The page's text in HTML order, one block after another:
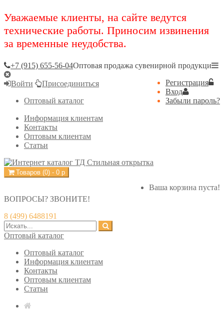
Уважаемые клиенты, на сайте ведутся
технические работы. Приносим извинения
за временные неудобства.
+7 (915) 655-56-04Оптовая продажа сувенирной продукци
Регистрация
Вход
Забыли пароль?
Войти
Присоединиться
Оптовый каталог
Информация клиентам
Контакты
Оптовым клиентам
Статьи
Товаров (0) - 0 р
Ваша корзина пуста!
ВОПРОСЫ? ЗВОНИТЕ!
8 (499) 6488191
Оптовый каталог
Оптовый каталог
Информация клиентам
Контакты
Оптовым клиентам
Статьи